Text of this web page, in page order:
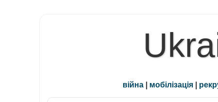
війна | мобілізація |